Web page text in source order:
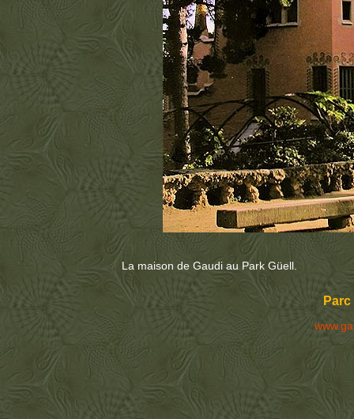
La maison de Gaudi au Park Güell.